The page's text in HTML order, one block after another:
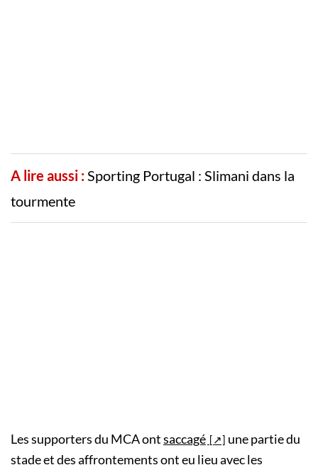
A lire aussi : Sporting Portugal : Slimani dans la
tourmente
Les supporters du MCA ontsaccagé
une partie du
stade et des affrontements ont eu lieu avec les